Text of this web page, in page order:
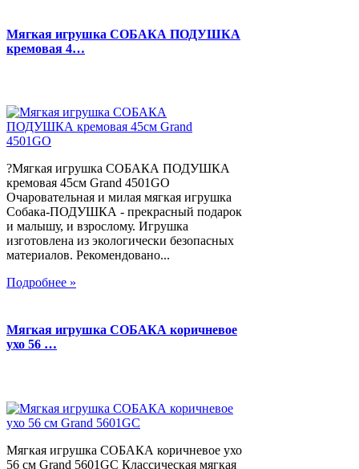
Мягкая игрушка СОБАКА ПОДУШКА
кремовая 4…
?Мягкая игрушка СОБАКА ПОДУШКА
кремовая 45см Grand 4501GO
Очаровательная и милая мягкая игрушка
Собака-ПОДУШКА - прекрасный подарок
и малышу, и взрослому. Игрушка
изготовлена из экологически безопасных
материалов. Рекомендовано...
Подробнее »
Мягкая игрушка СОБАКА коричневое
ухо 56 …
Мягкая игрушка СОБАКА коричневое ухо
56 см Grand 5601GC Классическая мягкая